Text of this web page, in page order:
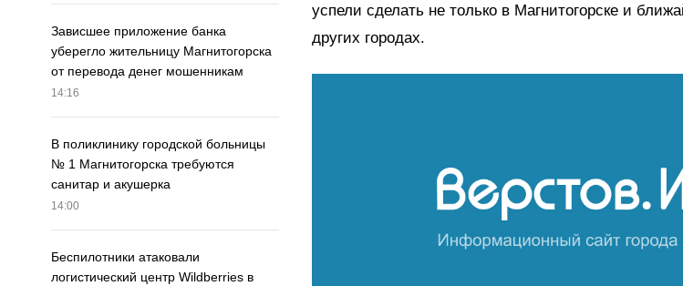
Зависшее приложение банка
уберегло жительницу Магнитогорска
от перевода денег мошенникам
14:16
В поликлинику городской больницы
№ 1 Магнитогорска требуются
санитар и акушерка
14:00
Беспилотники атаковали
логистический центр Wildberries в
успели сделать не только в Магнитогорске и
других городах.